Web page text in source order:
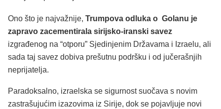
Ono što je najvažnije, Trumpova odluka o Golanu je
zapravo zacementirala sirijsko-iranski savez
izgrađenog na “otporu” Sjedinjenim Državama i Izraelu, ali
sada taj savez dobiva prešutnu podršku i od jučerašnjih
neprijatelja.
Paradoksalno, izraelska se sigurnost suočava s novim
zastrašujućim izazovima iz Sirije, dok se pojavljuje novi